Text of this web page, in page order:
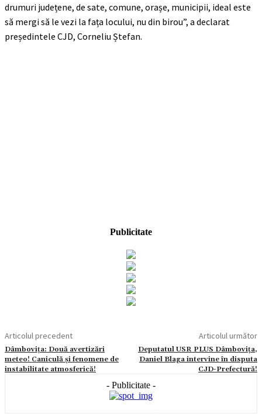
drumuri județene, de sate, comune, orașe, municipii, ideal este
să mergi să le vezi la fața locului, nu din birou”, a declarat
președintele CJD, Corneliu Ștefan.
Publicitate
Articolul precedent
Dâmbovița: Două avertizări
meteo! Caniculă și fenomene de
instabilitate atmosferică!
Articolul următor
Deputatul USR PLUS Dâmbovița,
Daniel Blaga intervine în disputa
CJD-Prefectură!
- Publicitate -